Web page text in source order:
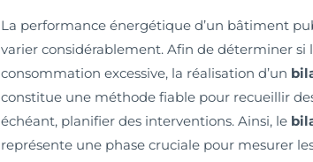
La performance énergétique d’un bâtiment
varier considérablement. Afin de déterminer si
consommation excessive, la réalisation d’un
constitue une méthode fiable pour recueillir
échéant, planifier des interventions. Ainsi, le
représente une phase cruciale pour mesurer